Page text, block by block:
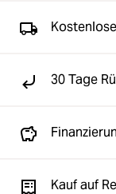
30 Tage
Kauf auf